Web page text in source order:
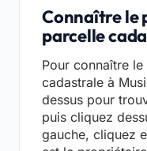
Connaître le
parcelle
Pour connaître
cadastrale à
dessus pour
puis cliquez
gauche, cliquez